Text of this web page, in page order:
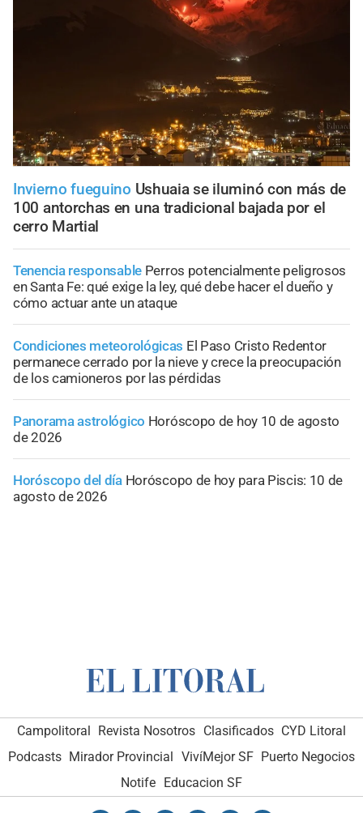
Invierno fueguino Ushuaia se iluminó con más de
100 antorchas en una tradicional bajada por el
cerro Martial
Tenencia responsable Perros potencialmente peligrosos
en Santa Fe: qué exige la ley, qué debe hacer el dueño y
cómo actuar ante un ataque
Condiciones meteorológicas El Paso Cristo Redentor
permanece cerrado por la nieve y crece la preocupación
de los camioneros por las pérdidas
Panorama astrológico Horóscopo de hoy 10 de agosto
de 2026
Horóscopo del día Horóscopo de hoy para Piscis: 10 de
agosto de 2026
Campolitoral Revista Nosotros Clasificados CYD Litoral
Podcasts Mirador Provincial VivíMejor SF Puerto Negocios
Notife
Educacion SF